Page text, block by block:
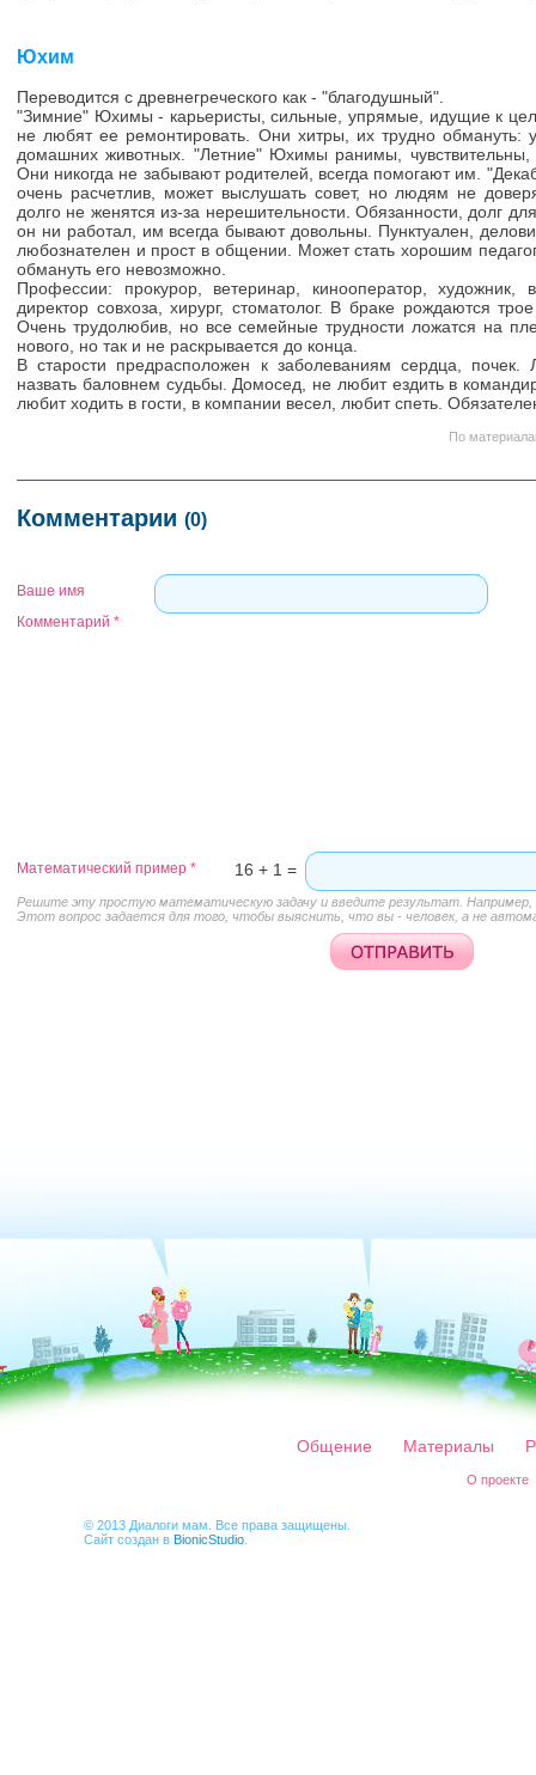
Юхим
Переводится с древнегреческого как - "благодушный".
"Зимние" Юхимы - карьеристы, сильные, упрямые, идущие к
не любят ее ремонтировать. Они хитры, их трудно обмануть:
домашних животных. "Летние" Юхимы ранимы, чувствительны,
Они никогда не забывают родителей, всегда помогают им.
очень расчетлив, может выслушать совет, но людям не
долго не женятся из-за нерешительности. Обязанности, долг
он ни работал, им всегда бывают довольны. Пунктуален,
любознателен и прост в общении. Может стать хорошим
обмануть его невозможно.
Профессии: прокурор, ветеринар, кинооператор, художник,
директор совхоза, хирург, стоматолог. В браке рождаются
Очень трудолюбив, но все семейные трудности ложатся на
нового, но так и не раскрывается до конца.
В старости предрасположен к заболеваниям сердца,
назвать баловнем судьбы. Домосед, не любит ездить в
любит ходить в гости, в компании весел, любит спеть.
По
Комментарии (0)
Ваше имя
Комментарий *
Этот вопрос задается для того, чтобы выяснить, что вы - человек, а не
Математический пример * 16 + 1 =
Решите эту простую математическую задачу и введите результат. Например,
Общение Материалы
О проекте
© 2013 Диалоги мам. Все права защищены.
Сайт создан в BionicStudio